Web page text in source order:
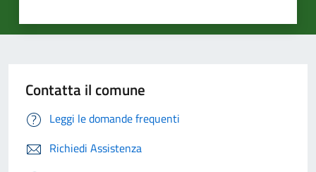
Contatta il comune
Leggi le domande frequenti
Richiedi Assistenza